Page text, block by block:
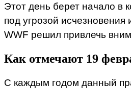
Этот день берет начало в
под угрозой
WWF решил привлечь
Как отмечают 19
С каждым годом данный